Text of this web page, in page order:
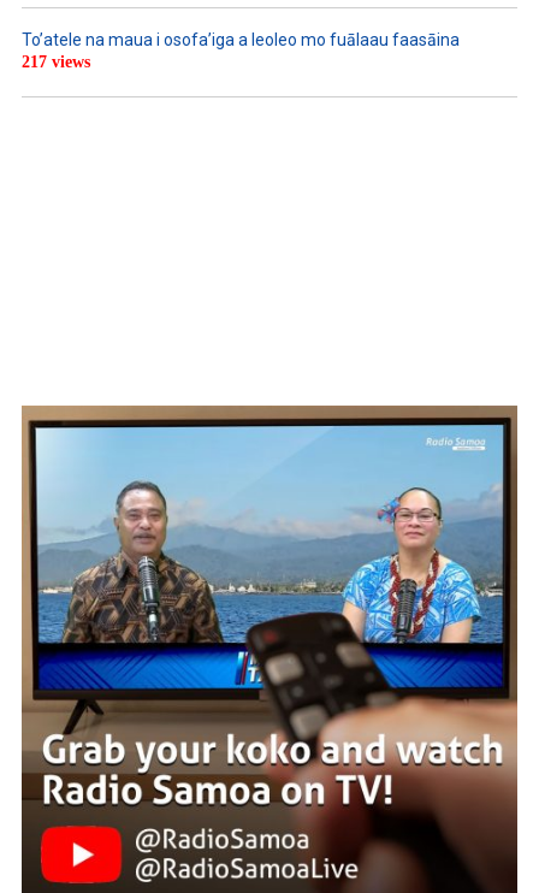
To’atele na maua i osofa’iga a leoleo mo fuālaau faasāina
217 views